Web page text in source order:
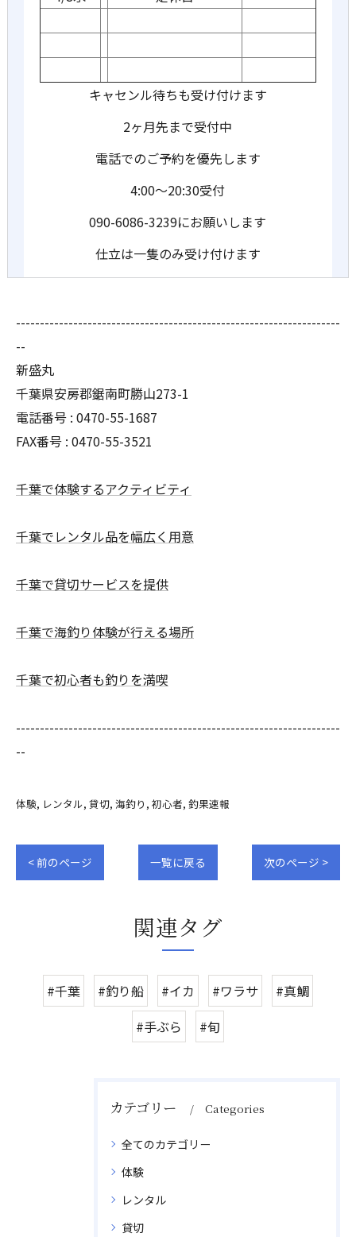
キャセンル待ちも受け付けます
2ヶ月先まで受付中
電話でのご予約を優先します
4:00〜20:30受付
090-6086-3239にお願いします
仕立は一隻のみ受け付けます
--------------------------------------------------------------------
--
新盛丸
千葉県安房郡鋸南町勝山273-1
電話番号 : 0470-55-1687
FAX番号 : 0470-55-3521
千葉で体験するアクティビティ
千葉でレンタル品を幅広く用意
千葉で貸切サービスを提供
千葉で海釣り体験が行える場所
千葉で初心者も釣りを満喫
--------------------------------------------------------------------
--
体験 レンタル 貸切 海釣り 初心者 釣果速報
< 前のページ 一覧に戻る 次のページ >
関連タグ
#千葉 #釣り船 #イカ #ワラサ
#真鯛
#手ぶら
#旬
カテゴリー Categories
全てのカテゴリー
体験
レンタル
貸切